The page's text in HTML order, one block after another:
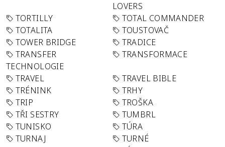
LOVERS
TORTILLY
TOTAL COMMANDER
TOTALITA
TOUSTOVAČ
TOWER BRIDGE
TRADICE
TRANSFER
TECHNOLOGIE
TRANSFORMACE
TRAVEL
TRAVEL BIBLE
TRÉNINK
TRHY
TRIP
TROŠKA
TŘI SESTRY
TUMBRL
TUNISKO
TÚRA
TURNAJ
TURNÉ